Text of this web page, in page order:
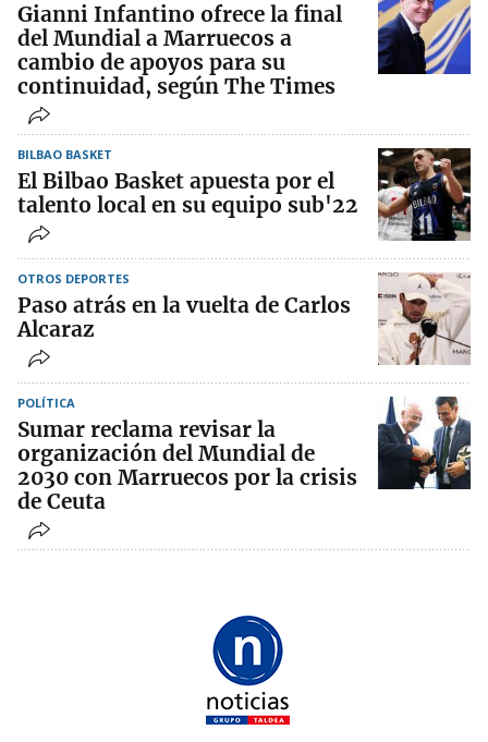
Gianni Infantino ofrece la final
del Mundial a Marruecos a
cambio de apoyos para su
continuidad, según The Times
BILBAO BASKET
El Bilbao Basket apuesta por el
talento local en su equipo sub'22
OTROS DEPORTES
Paso atrás en la vuelta de Carlos
Alcaraz
POLÍTICA
Sumar reclama revisar la
organización del Mundial de
2030 con Marruecos por la crisis
de Ceuta